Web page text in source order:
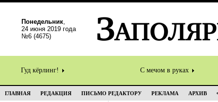
Понедельник,
24 июня 2019 года
№6 (4675)
Гуд кёрлинг! С мечом в руках
ГЛАВНАЯ РЕДАКЦИЯ ПИСЬМО РЕДАКТОРУ РЕКЛАМА АРХИВ